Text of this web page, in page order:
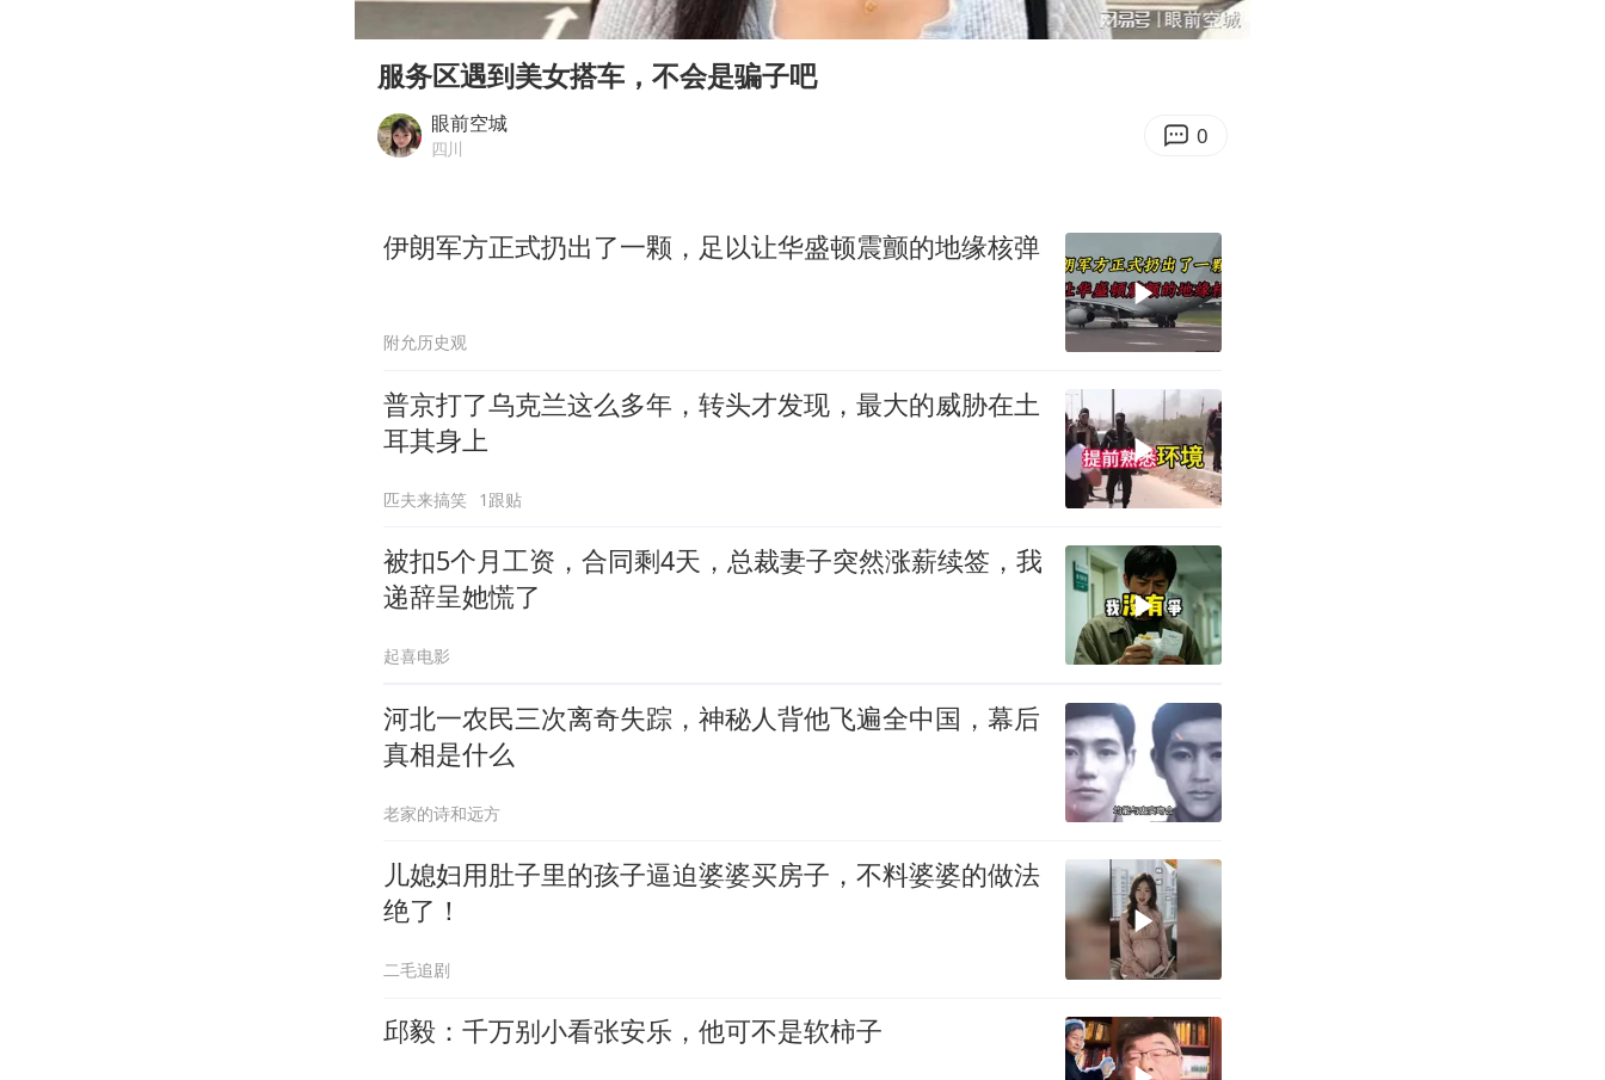
台州《告全体市民书》：非必要不外出
泰国校园枪击事件已致8死30余伤
美参院通过一项对俄能源领域制裁法案
00:00 06:46
Enter
服务区遇到美女搭车，不会是骗子吧
眼前空城
四川 0
伊朗军方正式扔出了一颗，足以让华盛顿震颤的地缘核弹
附允历史观
普京打了乌克兰这么多年，转头才发现，最大的威胁在土
耳其身上
匹夫来搞笑 1跟贴
被扣5个月工资，合同剩4天，总裁妻子突然涨薪续签，我
递辞呈她慌了
起喜电影
河北一农民三次离奇失踪，神秘人背他飞遍全中国，幕后
真相是什么
老家的诗和远方
儿媳妇用肚子里的孩子逼迫婆婆买房子，不料婆婆的做法
绝了！
二毛追剧
邱毅：千万别小看张安乐，他可不是软柿子